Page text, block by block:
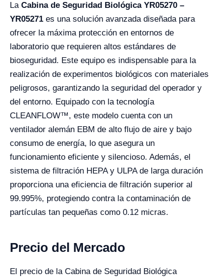
La Cabina de Seguridad Biológica YR05270 –
YR05271 es una solución avanzada diseñada para
ofrecer la máxima protección en entornos de
laboratorio que requieren altos estándares de
bioseguridad. Este equipo es indispensable para la
realización de experimentos biológicos con materiales
peligrosos, garantizando la seguridad del operador y
del entorno. Equipado con la tecnología
CLEANFLOW™, este modelo cuenta con un
ventilador alemán EBM de alto flujo de aire y bajo
consumo de energía, lo que asegura un
funcionamiento eficiente y silencioso. Además, el
sistema de filtración HEPA y ULPA de larga duración
proporciona una eficiencia de filtración superior al
99.995%, protegiendo contra la contaminación de
partículas tan pequeñas como 0.12 micras.
Precio del Mercado
El precio de la Cabina de Seguridad Biológica